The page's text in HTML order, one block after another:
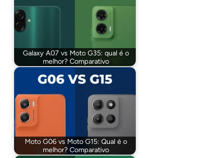
Galaxy A07 vs Moto G35: qual é o
melhor? Comparativo
Moto G06 vs Moto G15: Qual é o
melhor? Comparativo